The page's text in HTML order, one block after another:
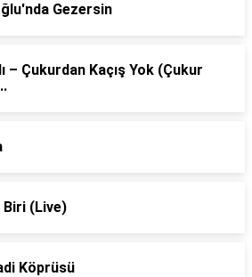
Gezersin
– Çukurdan Kaçış Yok (Çukur
Biri (Live)
Köprüsü